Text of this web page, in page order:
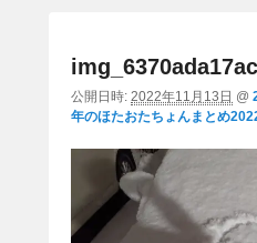
公開日時: 2022年11月13日 @
年のほたおたちょんまとめ